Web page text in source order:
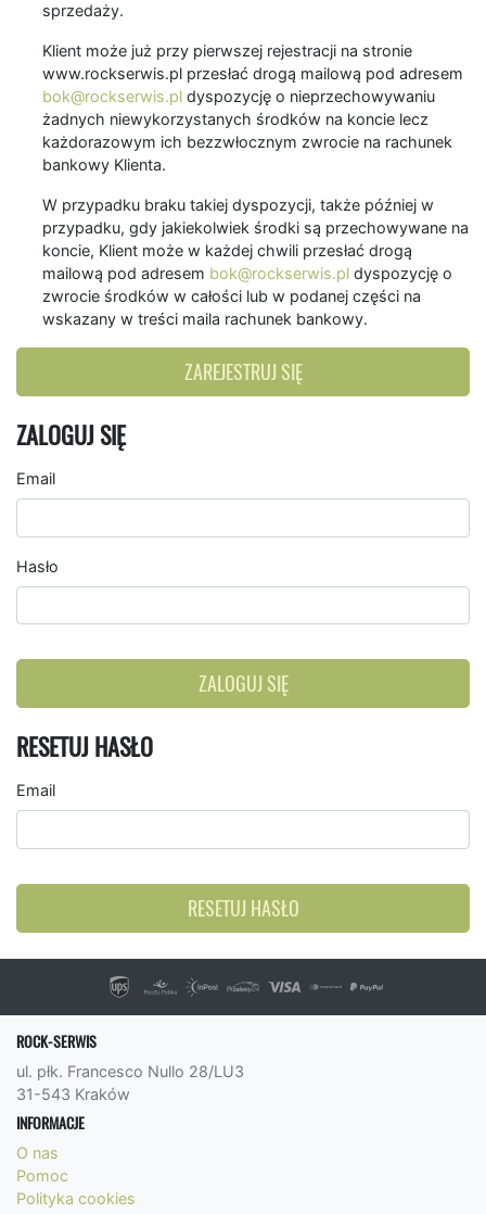
sprzedaży.
Klient może już przy pierwszej rejestracji na stronie
www.rockserwis.pl przesłać drogą mailową pod adresem
bok@rockserwis.pl dyspozycję o nieprzechowywaniu
żadnych niewykorzystanych środków na koncie lecz
każdorazowym ich bezzwłocznym zwrocie na rachunek
bankowy Klienta.
W przypadku braku takiej dyspozycji, także później w
przypadku, gdy jakiekolwiek środki są przechowywane na
koncie, Klient może w każdej chwili przesłać drogą
mailową pod adresem bok@rockserwis.pl dyspozycję o
zwrocie środków w całości lub w podanej części na
wskazany w treści maila rachunek bankowy.
ZAREJESTRUJ SIĘ
ZALOGUJ SIĘ
Email
Hasło
ZALOGUJ SIĘ
RESETUJ HASŁO
Email
RESETUJ HASŁO
ROCK-SERWIS
ul. płk. Francesco Nullo 28/LU3
31-543 Kraków
INFORMACJE
O nas
Pomoc
Polityka cookies